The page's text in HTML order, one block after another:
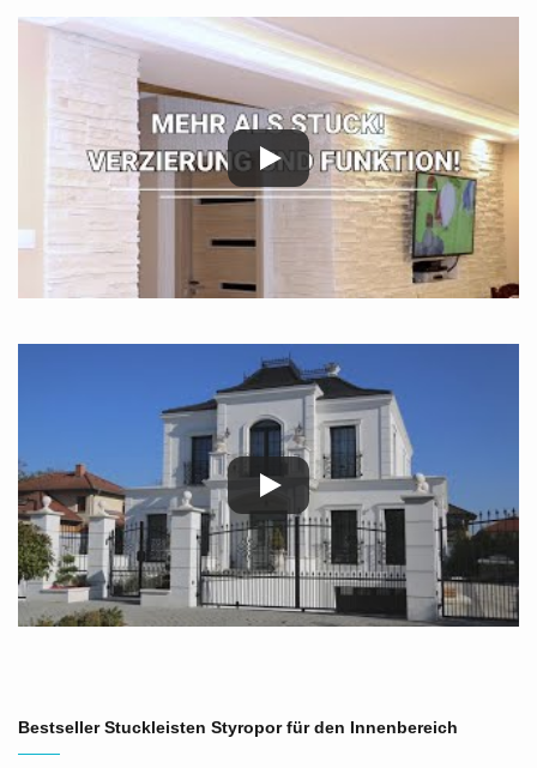
Bestseller Stuckleisten Styropor für den Innenbereich